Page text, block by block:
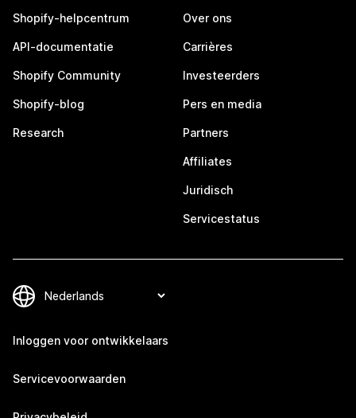
Shopify-helpcentrum
API-documentatie
Shopify Community
Shopify-blog
Research
Over ons
Carrières
Investeerders
Pers en media
Partners
Affiliates
Juridisch
Servicestatus
Inloggen voor ontwikkelaars
Servicevoorwaarden